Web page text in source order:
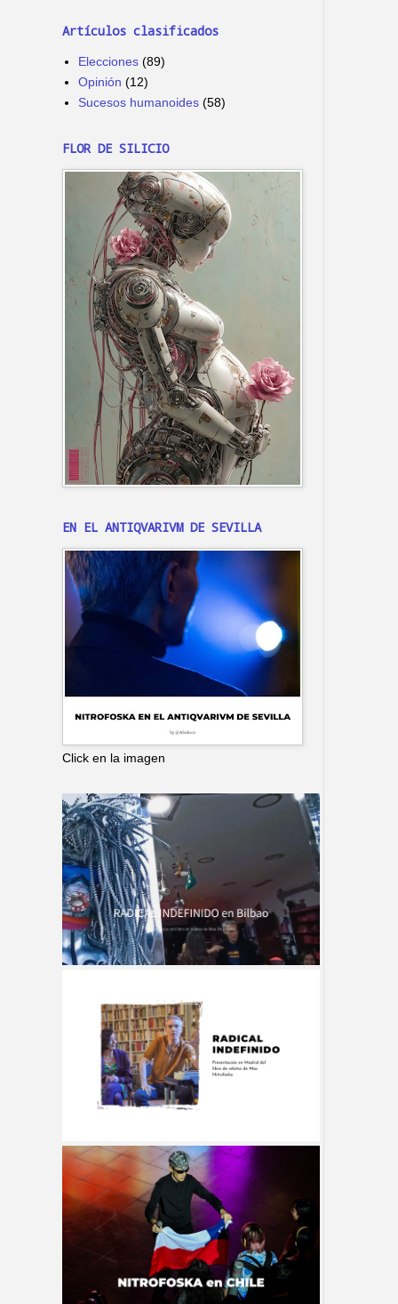
Artículos clasificados
Elecciones (89)
Opinión (12)
Sucesos humanoides (58)
FLOR DE SILICIO
EN EL ANTIQVARIVM DE SEVILLA
Click en la imagen